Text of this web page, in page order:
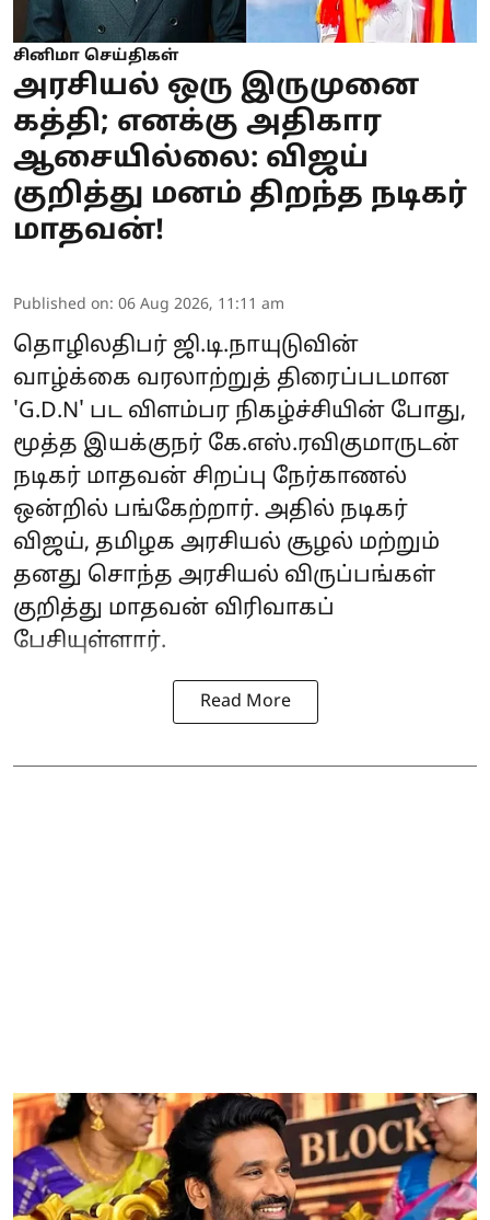
சினிமா செய்திகள்
அரசியல் ஒரு இருமுனை
கத்தி; எனக்கு அதிகார
ஆசையில்லை: விஜய்
குறித்து மனம் திறந்த நடிகர்
மாதவன்!
Published on: 06 Aug 2026, 11:11 am
தொழிலதிபர் ஜி.டி.நாயுடுவின்
வாழ்க்கை வரலாற்றுத் திரைப்படமான
'G.D.N' பட விளம்பர நிகழ்ச்சியின் போது,
மூத்த இயக்குநர் கே.எஸ்.ரவிகுமாருடன்
நடிகர் மாதவன் சிறப்பு நேர்காணல்
ஒன்றில் பங்கேற்றார். அதில் நடிகர்
விஜய், தமிழக அரசியல் சூழல் மற்றும்
தனது சொந்த அரசியல் விருப்பங்கள்
குறித்து மாதவன் விரிவாகப்
பேசியுள்ளார்.
Read More